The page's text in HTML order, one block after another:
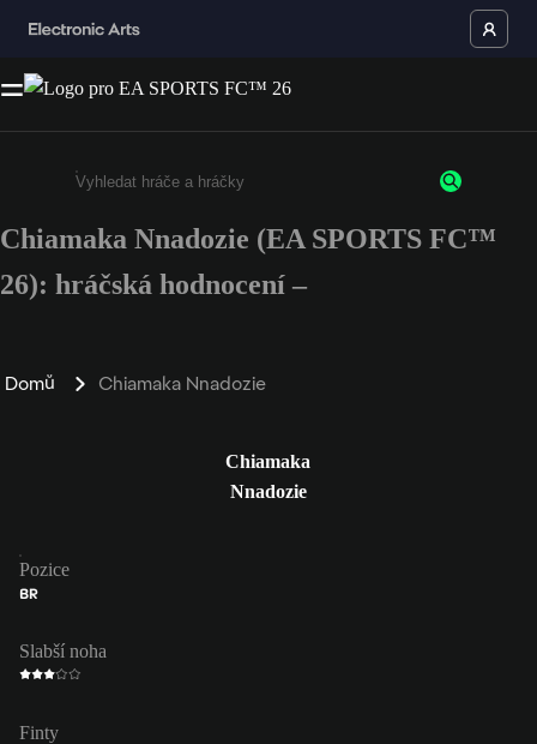
Enter a minimum of 3 characters or numbers
Chiamaka Nnadozie (EA SPORTS FC™
26): hráčská hodnocení –
Domů Chiamaka Nnadozie
Chiamaka
Nnadozie
Pozice
BR
Slabší noha
Finty